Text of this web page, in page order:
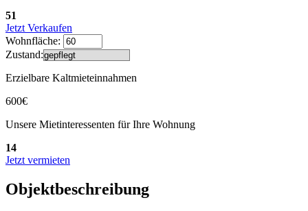
51
Jetzt Verkaufen
Wohnfläche:
Zustand:
Erzielbare Kaltmieteinnahmen
600€
Unsere Mietinteressenten für Ihre Wohnung
14
Jetzt vermieten
Objektbeschreibung